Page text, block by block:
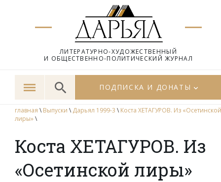
ЛИТЕРАТУРНО-ХУДОЖЕСТВЕННЫЙ
И ОБЩЕСТВЕННО-ПОЛИТИЧЕСКИЙ ЖУРНАЛ
ПОДПИСКА И ДОНАТЫ
главная \ Выпуски \ Дарьял 1999-3 \ Коста ХЕТАГУРОВ. Из «Осетинской
лиры»\
Коста ХЕТАГУРОВ. Из
«Осетинской лиры»